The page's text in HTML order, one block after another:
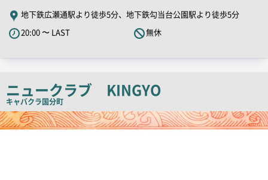
舗
PR
キ
コ
ピ
ー
地下鉄広瀬通駅より徒歩5分、地下鉄勾当台公園駅より徒歩5分
20:00 〜 LAST
無休
ニュークラブ KINGYO
キャバクラ国分町
店
舗
PR